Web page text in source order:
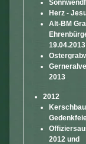
Herz -
Alt-BM
19.04.2013
2013
2012
2012 und